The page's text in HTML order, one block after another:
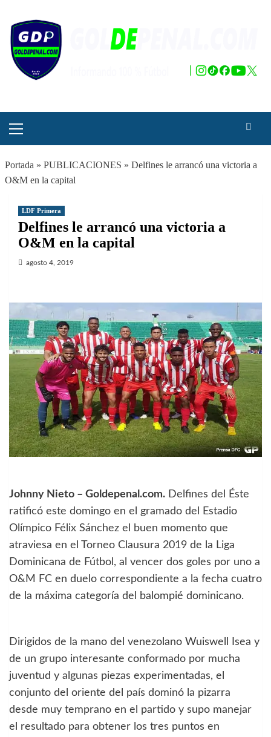
contenido
principal
Portada » PUBLICACIONES » Delfines le arrancó una victoria a
O&M en la capital
LDF Primera
Delfines le arrancó una victoria a
O&M en la capital
agosto 4, 2019
Johnny Nieto – Goldepenal.com. Delfines del Éste
ratificó este domingo en el gramado del Estadio
Olímpico Félix Sánchez el buen momento que
atraviesa en el Torneo Clausura 2019 de la Liga
Dominicana de Fútbol, al vencer dos goles por uno a
O&M FC en duelo correspondiente a la fecha cuatro
de la máxima categoría del balompié dominicano.
Dirigidos de la mano del venezolano Wuiswell Isea y
de un grupo interesante conformado por mucha
juventud y algunas piezas experimentadas, el
conjunto del oriente del país dominó la pizarra
desde muy temprano en el partido y supo manejar
el resultado para obtener los tres puntos en